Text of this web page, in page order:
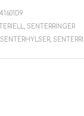
, SENTERRINGER
SENTERHYLSER,